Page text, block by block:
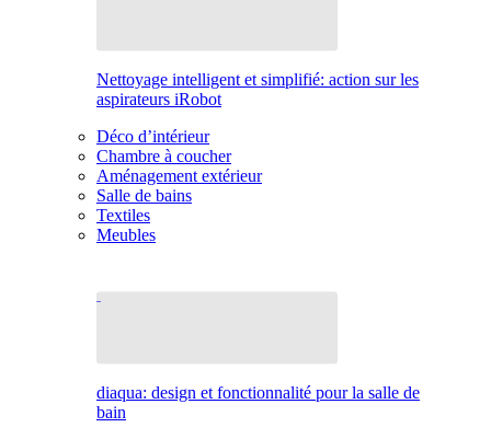
Nettoyage intelligent et simplifié: action sur les
aspirateurs iRobot
Déco d’intérieur
Chambre à coucher
Aménagement extérieur
Salle de bains
Textiles
Meubles
diaqua: design et fonctionnalité pour la salle de
bain